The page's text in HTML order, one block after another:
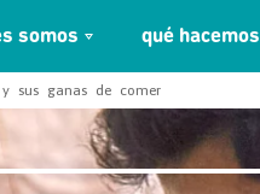
somos qué hacemos
sus ganas de comer